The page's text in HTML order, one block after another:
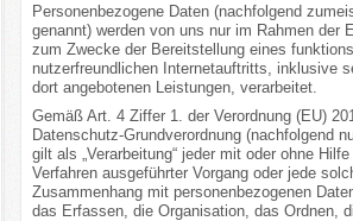
Personenbezogene Daten (nachfolgend
genannt) werden von uns nur im Rahmen der
zum Zwecke der Bereitstellung eines
nutzerfreundlichen Internetauftritts, inklusive
dort angebotenen Leistungen, verarbeitet.
Gemäß Art. 4 Ziffer 1. der Verordnung (EU)
Datenschutz-Grundverordnung (nachfolgend
gilt als „Verarbeitung“ jeder mit oder ohne
Verfahren ausgeführter Vorgang oder jede
Zusammenhang mit personenbezogenen
das Erfassen, die Organisation, das Ordnen,